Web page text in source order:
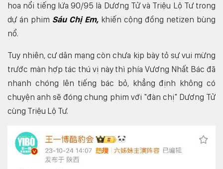
hoa nổi tiếng lứa 90/95 là Dương Tử và Triệu Lộ Tư trong
dự án phim Sáu Chị Em, khiến cộng đồng netizen bùng
nổ.
Tuy nhiên, cư dân mạng còn chưa kịp bày tỏ sự vui mừng
trước màn hợp tác thú vị này thì phía Vương Nhất Bác đã
nhanh chóng lên tiếng bác bỏ, khẳng định không có
chuyện anh sẽ đóng chung phim với "đàn chị" Dương Tử
cùng Triệu Lộ Tư.